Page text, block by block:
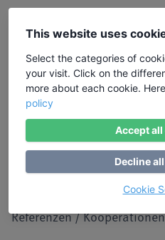
Über uns
Unser Team
Dozentinnen/Dozenten
Unser Leitbild
Seminarraum in Köln
LIW in den Medien
Referenzen / Kooperationen
This website uses
Select the categories of
your visit. Click on the
more about each cookie.
policy
Accept
Decline
Cookie